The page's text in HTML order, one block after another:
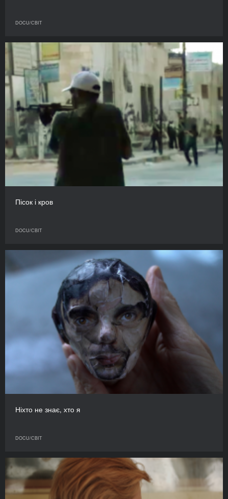
DOCU/СВІТ
Пісок і кров
DOCU/СВІТ
Ніхто не знає, хто я
DOCU/СВІТ